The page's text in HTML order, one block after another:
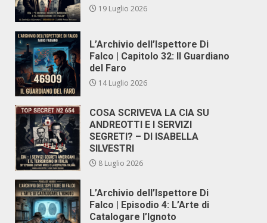
19 Luglio 2026
L’Archivio dell’Ispettore Di
Falco | Capitolo 32: Il Guardiano
del Faro
14 Luglio 2026
COSA SCRIVEVA LA CIA SU
ANDREOTTI E I SERVIZI
SEGRETI? – DI ISABELLA
SILVESTRI
8 Luglio 2026
L’Archivio dell’Ispettore Di
Falco | Episodio 4: L’Arte di
Catalogare l’Ignoto